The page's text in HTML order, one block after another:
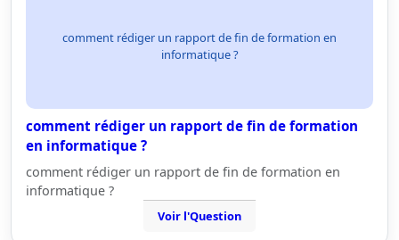
comment rédiger un rapport de fin de formation en
informatique ?
comment rédiger un rapport de fin de formation
en informatique ?
comment rédiger un rapport de fin de formation en
informatique ?
Voir l'Question